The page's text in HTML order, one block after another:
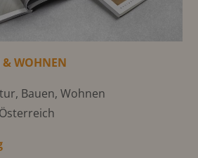
& WOHNEN
Bauen, Wohnen